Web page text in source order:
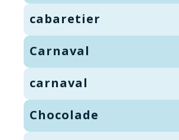
cabaretier
Carnaval
carnaval
Chocolade